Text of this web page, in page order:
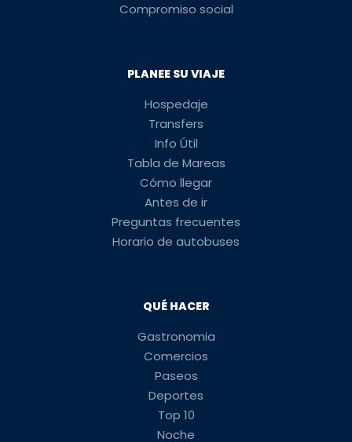
Compromiso social
PLANEE SU VIAJE
Hospedaje
Transfers
Info Útil
Tabla de Mareas
Cómo llegar
Antes de ir
Preguntas frecuentes
Horario de autobuses
QUÉ HACER
Gastronomia
Comercios
Paseos
Deportes
Top 10
Noche